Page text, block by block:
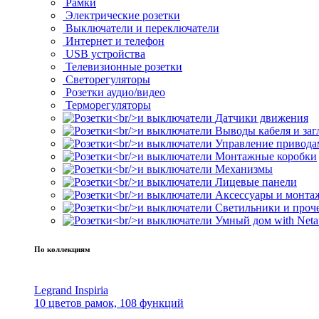
Электрические розетки
Выключатели и переключатели
Интернет и телефон
USB устройства
Телевизионные розетки
Светорегуляторы
Розетки аудио/видео
Терморегуляторы
Датчики движения
Выводы кабеля и
Управление
Монтажные коробки
Механизмы
Лицевые панели
Аксессуары и
Светильники и
Умный дом with
По коллекциям
Legrand Inspiria
10 цветов рамок, 108 функций